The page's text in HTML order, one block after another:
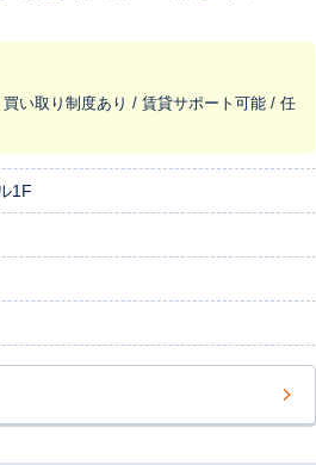
い取り制度あり / 賃貸サポート可能 / 任
1F